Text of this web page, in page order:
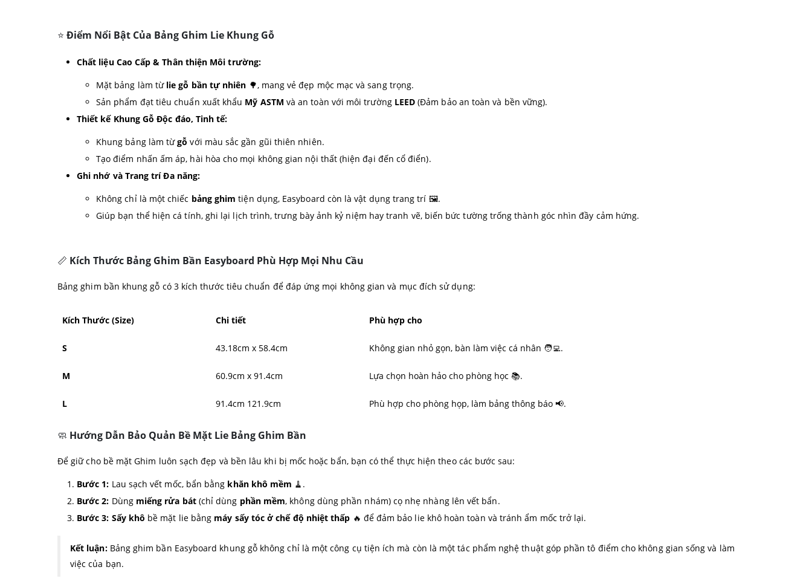
⭐ Điểm Nổi Bật Của Bảng Ghim Lie Khung Gỗ
Chất liệu Cao Cấp & Thân thiện Môi trường:
Mặt bảng làm từ lie gỗ bần tự nhiên 🌳, mang vẻ đẹp mộc mạc và sang trọng.
Sản phẩm đạt tiêu chuẩn xuất khẩu Mỹ ASTM và an toàn với môi trường LEED (Đảm bảo an toàn và bền vững).
Thiết kế Khung Gỗ Độc đáo, Tinh tế:
Khung bảng làm từgỗ với màu sắc gần gũi thiên nhiên.
Tạo điểm nhấn ấm áp, hài hòa cho mọi không gian nội thất (hiện đại đến cổ điển).
Ghi nhớ và Trang trí Đa năng:
Không chỉ là một chiếc bảng ghim tiện dụng, Easyboard còn là vật dụng trang trí 🖼️.
Giúp bạn thể hiện cá tính, ghi lại lịch trình, trưng bày ảnh kỷ niệm hay tranh vẽ, biến bức tường trống thành góc nhìn đầy cảm hứng.
📏 Kích Thước Bảng Ghim Bần Easyboard Phù Hợp Mọi Nhu Cầu
Bảng ghim bần khung gỗ có 3 kích thước tiêu chuẩn để đáp ứng mọi không gian và mục đích sử dụng:
Kích Thước (Size) Chi tiết Phù hợp cho
S 43.18cm x 58.4cm Không gian nhỏ gọn, bàn làm việc cá nhân 🧑‍💻.
M 60.9cm x 91.4cm Lựa chọn hoàn hảo cho phòng học 📚.
L 91.4cm 121.9cm Phù hợp cho phòng họp, làm bảng thông báo 📢.
🧼 Hướng Dẫn Bảo Quản Bề Mặt Lie Bảng Ghim Bần
Để giữ cho bề mặt Ghim luôn sạch đẹp và bền lâu khi bị mốc hoặc bẩn, bạn có thể thực hiện theo các bước sau:
Bước 1: Lau sạch vết mốc, bẩn bằng khăn khô mềm 🧹.
Bước 2: Dùng miếng rửa bát(chỉ dùng phần mềm, không dùng phần nhám) cọ nhẹ nhàng lên vết bẩn.
Bước 3: Sấy khô bề mặt lie bằng máy sấy tóc ở chế độ nhiệt thấp 🔥 để đảm bảo lie khô hoàn toàn và tránh ẩm mốc trở lại.
Kết luận:Bảng ghim bần Easyboard khung gỗ không chỉ là một công cụ tiện ích mà còn là một tác phẩm nghệ thuật góp phần tô điểm cho không gian sống và làm
việc của bạn.